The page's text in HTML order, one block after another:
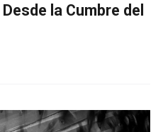
la Cumbre del